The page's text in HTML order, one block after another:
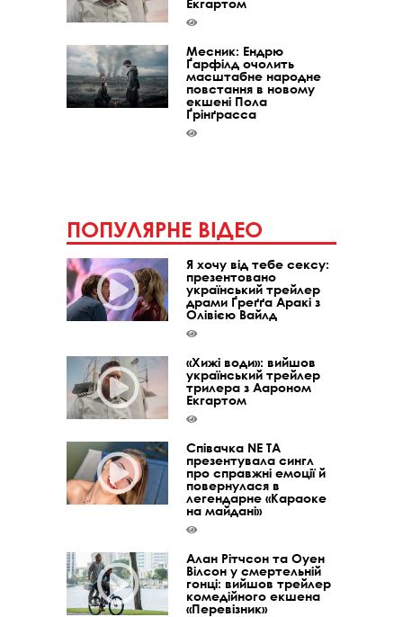
Месник: Ендрю
Ґарфілд очолить
масштабне народне
повстання в новому
екшені Пола
Ґрінґрасса
ПОПУЛЯРНЕ ВІДЕО
Я хочу від тебе сексу:
презентовано
український трейлер
драми Ґреґґа Аракі з
Олівією Вайлд
«Хижі води»: вийшов
український трейлер
трилера з Аароном
Екгартом
Співачка NE TA
презентувала сингл
про справжні емоції й
повернулася в
легендарне «Караоке
на майдані»
Алан Рітчсон та Оуен
Вілсон у смертельній
гонці: вийшов трейлер
комедійного екшена
«Перевізник»